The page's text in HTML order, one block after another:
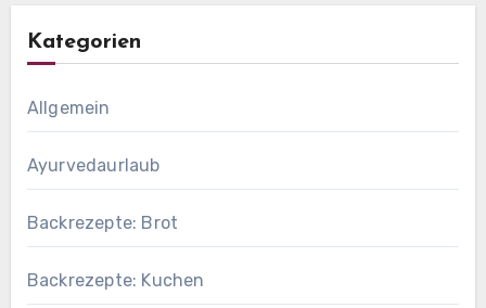
Kategorien
Allgemein
Ayurvedaurlaub
Backrezepte: Brot
Backrezepte: Kuchen